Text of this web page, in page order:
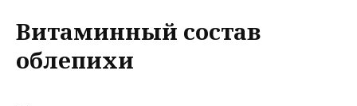
Витаминный состав
облепихи